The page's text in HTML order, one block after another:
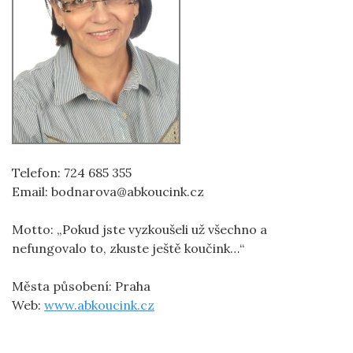
Telefon: 724 685 355
Email: bodnarova@abkoucink.cz
Motto: „Pokud jste vyzkoušeli už všechno a
nefungovalo to, zkuste ještě koučink…“
Města působení: Praha
Web: www.abkoucink.cz